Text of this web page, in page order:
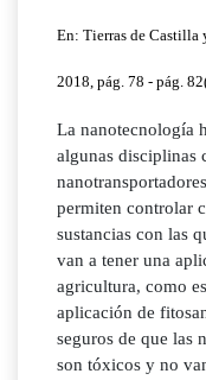
En: Tierras de Castilla
2018, pág. 78 - pág.
La nanotecnología
algunas disciplinas
permiten controlar
sustancias con las
van a tener una
agricultura, como
aplicación de
seguros de que las
son tóxicos y no